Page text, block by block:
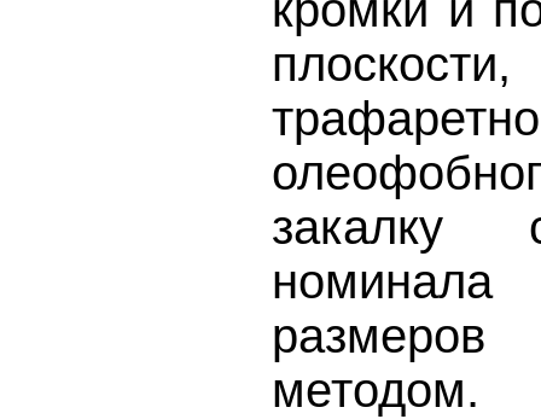
закалку
методом.